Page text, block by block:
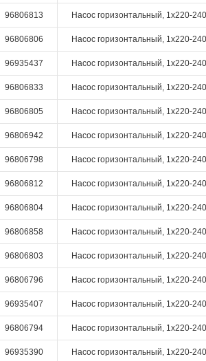
96806813 Насос горизонтальный, 1х220-
96806806 Насос горизонтальный, 1х220-
96935437 Насос горизонтальный, 1х220-
96806833 Насос горизонтальный, 1х220-
96806805 Насос горизонтальный, 1х220-
96806942 Насос горизонтальный, 1х220-
96806798 Насос горизонтальный, 1х220-
96806812 Насос горизонтальный, 1х220-
96806804 Насос горизонтальный, 1х220-
96806858 Насос горизонтальный, 1х220-
96806803 Насос горизонтальный, 1х220-
96806796 Насос горизонтальный, 1х220-
96935407 Насос горизонтальный, 1х220-
96806794 Насос горизонтальный, 1х220-
96935390 Насос горизонтальный, 1х220-